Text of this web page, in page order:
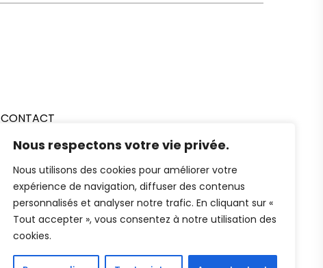
Nous respectons votre vie privée.
Nous utilisons des cookies pour améliorer votre
expérience de navigation, diffuser des contenus
personnalisés et analyser notre trafic. En cliquant sur «
Tout accepter », vous consentez à notre utilisation des
cookies.
CONTACT